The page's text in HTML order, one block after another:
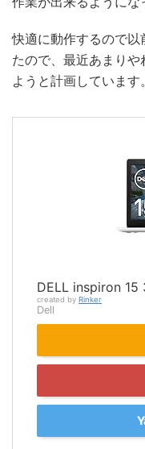
快適に動作するので
たので、最近あまり
ようと計画しています。
DELL inspiron
created by Rinker
Dell